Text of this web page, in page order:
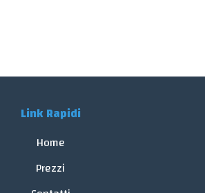
Link Rapidi
Home
Prezzi